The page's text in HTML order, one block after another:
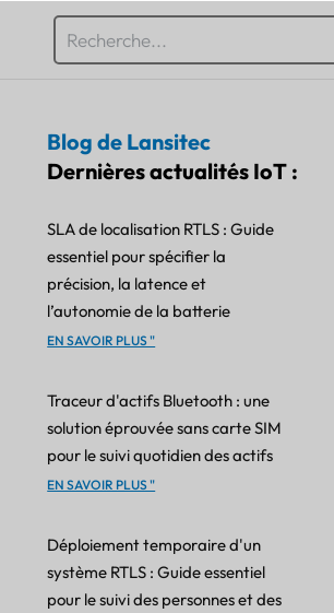
Blog de Lansitec
Dernières actualités IoT :
SLA de localisation RTLS : Guide
essentiel pour spécifier la
précision, la latence et
l’autonomie de la batterie
EN SAVOIR PLUS "
Traceur d'actifs Bluetooth : une
solution éprouvée sans carte SIM
pour le suivi quotidien des actifs
EN SAVOIR PLUS "
Déploiement temporaire d'un
système RTLS : Guide essentiel
pour le suivi des personnes et des